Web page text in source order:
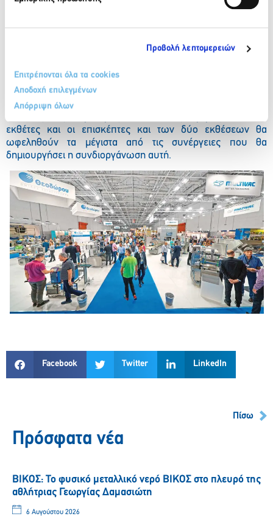
Προβολή λεπτομερειών
Επιτρέπονται όλα τα cookies
Αποδοχή επιλεγμένων
Απόρριψη όλων
Διεθνείς τάσεις, νέες απαιτήσεις και νομοθεσία για
Σημαντικές συνέργειες από την παράλληλη διοργάνωση με
έχει ευρύτατη αποδοχή στην αγορά, όπως προκύπτει και
από τη σχετική έρευνα και θα προσελκύσει μεγάλο αριθμό
σημαντικών και στοχευμένων επισκεπτών από όλους τους
εκθέτες και οι επισκέπτες και των δύο εκθέσεων θα
ωφεληθούν τα μέγιστα από τις συνέργειες που θα
δημιουργήσει η συνδιοργάνωση αυτή.
Facebook Twitter LinkedIn
Πίσω
Πρόσφατα νέα
ΒΙΚΟΣ: Το φυσικό μεταλλικό νερό ΒΙΚΟΣ στο πλευρό της
αθλήτριας Γεωργίας Δαμασιώτη
6 Αυγούστου 2026